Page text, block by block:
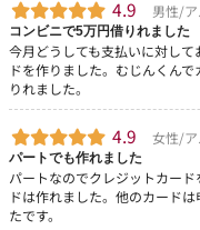
4.9 男性/
コンビニで5万円借りれました
今月どうしても支払いに対し
ドを作りました。むじんくん
りれました。
4.9 女性/
パートでも作れました
パートなのでクレジットカー
ドは作れました。他のカード
たです。